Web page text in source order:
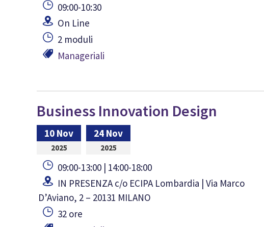
09:00-10:30
On Line
2 moduli
Manageriali
Business Innovation Design
10 Nov
2025
24 Nov
2025
09:00-13:00 | 14:00-18:00
IN PRESENZA c/o ECIPA Lombardia | Via Marco
D’Aviano, 2 – 20131 MILANO
32 ore